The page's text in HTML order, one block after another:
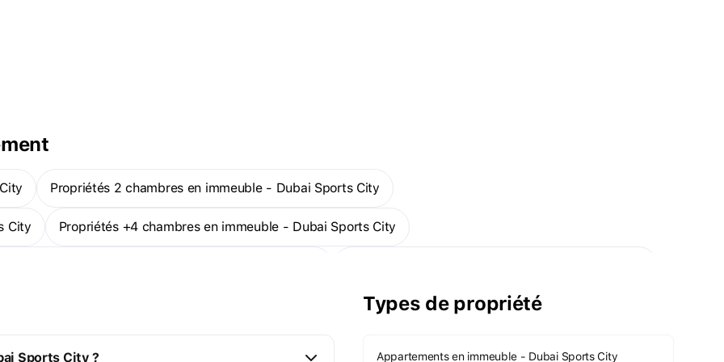
Propriétés 2 chambres en immeuble - Dubai Sports City
City Propriétés +4 chambres en immeuble - Dubai Sports City
Sports City ?
Types de propriété
Appartements en immeuble - Dubai Sports City